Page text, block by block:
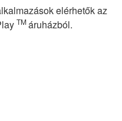
elérhetők az
TMáruházból.